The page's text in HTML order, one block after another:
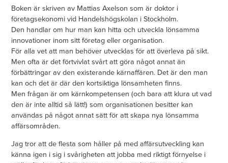
Boken är skriven av Mattias Axelson som är doktor i
företagsekonomi vid Handelshögskolan i Stockholm.
Den handlar om hur man kan hitta och utveckla lönsamma
innovationer inom sitt företag eller organisation.
För alla vet att man behöver utvecklas för att överleva på sikt.
Men ofta är det förtvivlat svårt att göra något annat än
förbättringar av den existerande kärnaffären. Det är den man
kan och det är där den kortsiktiga lönsamheten finns.
Men frågan är om kärnkompetensen (och bara att klura ut vad
den är inte alltid så lätt!) som organisationen besitter kan
användas på något annat sätt för att skapa nya lönsamma
affärsområden.
Jag tror att de flesta som håller på med affärsutveckling kan
känna igen i sig i svårigheten att jobba med riktigt förnyelse i